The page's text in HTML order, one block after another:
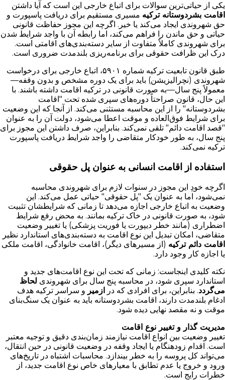
یکی از حیاتی‌ترین سوالات برای اتباع خارجی این است که آیا داشتن
اقامت بشردوستانه ترکیه مسیری مستقیم برای دریافت پاسپورت و
حق شهروندی ایجاد می‌کند یا خیر. اگرچه این مجوز حفاظت قانونی
حیاتی و حق ماندن را فراهم می‌کند، اما رابطه آن با واجد شرایط شدن
برای شهروندی کاملاً متفاوت از سایر دسته‌بندی‌های اقامتی است.
درک این ظرافت حقوقی برای برنامه‌ریزی بلندمدت ضروری است.
طبق قانون تابعیت ترکیه شماره ۵۹۰۱، اتباع خارجی برای درخواست
شهروندی (نچرالیزیشن) باید برای یک دوره مشخص و بدون وقفه—
معمولاً پنج سال—به صورت قانونی در ترکیه اقامت داشته باشند. با
این حال، قانون صراحتاً دوره‌های سپری شده تحت "اقامت
بشردوستانه" را از این محاسبه مستثنی می‌کند. از آنجا که این وضعیت
برای شرایط فوق‌العاده و موقت اعطا می‌شود، دولت آن را به عنوان
"قصد اقامت دائم" تلقی نمی‌کند. بنابراین، صرف داشتن این مجوز برای
پنج سال، به طور خودکار متقاضی را واجد شرایط دریافت پاسپورت
ترکیه نمی‌کند.
استفاده از اقامت انسانی به عنوان پل حقوقی
اگرچه خودِ این مجوز در سنوات لازم برای شهروندی محاسبه
نمی‌شود، اما به عنوان یک "پل حقوقی" حیاتی عمل می‌کند. این
وضعیت به اتباع خارجی اجازه می‌دهد تا زمانی که شرایطشان تثبیت
شود، به صورت قانونی در خاک ترکیه بمانند. به محض رفع شرایط
اضطراری (مانند خطر دیپورت یا فوریت پزشکی) یا تغییر وضعیت
متقاضی، امکان تبدیل این نوع اقامت به دسته‌بندی‌های استاندارد نظیر
اقامت دائم ترکیه (از مسیرهای دیگر)، اقامت خانوادگی، اقامت ملکی
یا اجازه کار وجود دارد.
نکته کلیدی اینجاست: زمانی که تحت این نوع اقامت‌های جدید و
استاندارد سپری شود، در محاسبه پنج سال برای شهروندی لحاظ
می‌گردد. بنابراین، برای افرادی که در ازمیر و سراسر ترکیه هدف
ادغام بلندمدت دارند، اقامت بشردوستانه باید به عنوان یک سنگ‌بنای
موقت و نه مقصد نهایی دیده شود.
مدیریت گذار و تغییر نوع اقامت
تغییر وضعیت بین انواع اقامت نیازمند زمان‌بندی دقیق و توجیه معتبر
است. اقدام زودهنگام یا ایجاد وقفه در وضعیت قانونی در حین انتقال،
می‌تواند کل پروسه را به خطر بیندازد. محاسبات اشتباه در تاریخ‌های
ورود و خروج یا عدم تطابق با معیارهای خاص نوع اقامت جدید، از
خطرات رایج است.